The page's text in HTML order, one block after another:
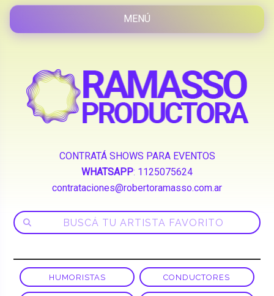
CONTRATÁ SHOWS PARA EVENTOS
WHATSAPP: 1125075624
contrataciones@robertoramasso.com.ar
HUMORISTAS CONDUCTORES